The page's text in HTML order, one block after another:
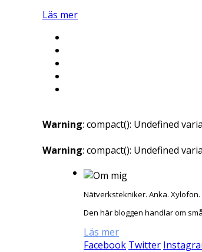
Läs mer
Warning: compact(): Undefined
Warning: compact(): Undefined
Nätverkstekniker. Anka. Xylofon.
Den här bloggen handlar om
Läs mer
Facebook Twitter